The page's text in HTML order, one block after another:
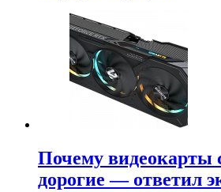
Почему видеокарты
дорогие — ответил